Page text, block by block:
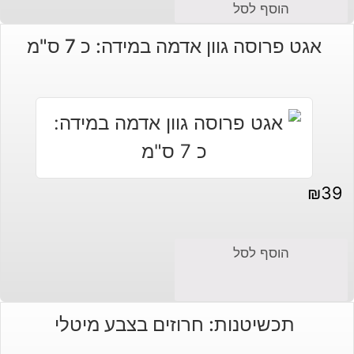
המקורי
היה:
הנוכחי
הוא:
הוסף לסל
אגט פרוסה גוון אדמה במידה: כ 7 ס"מ
₪39
הוסף לסל
תכשיטנות: חרוזים בצבע מיטלי